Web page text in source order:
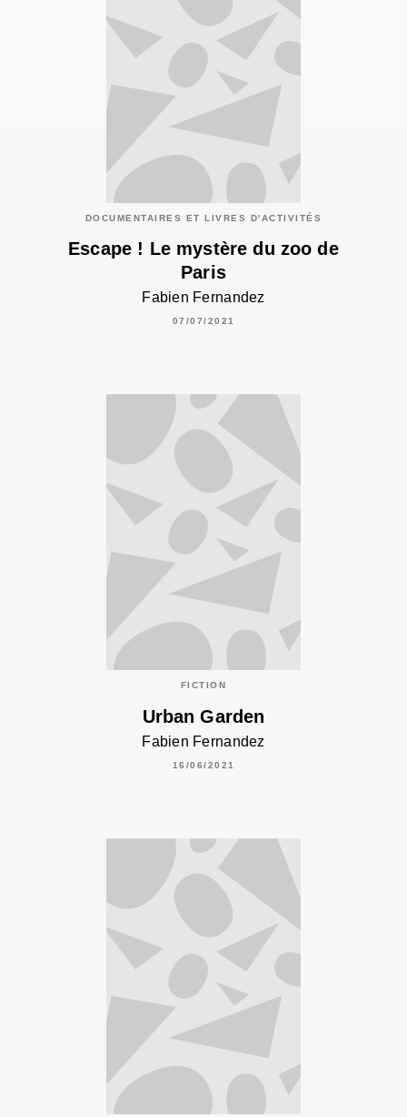
DOCUMENTAIRES ET LIVRES D'ACTIVITÉS
Escape ! Le mystère du zoo de
Paris
Fabien Fernandez
07/07/2021
FICTION
Urban Garden
Fabien Fernandez
16/06/2021